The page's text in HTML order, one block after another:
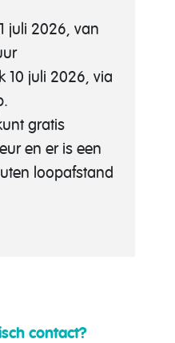
juli 2026, van
10 juli 2026, via
gratis
en er is een
loopafstand
contact?